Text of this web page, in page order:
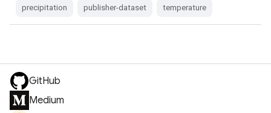
precipitation publisher-dataset temperature
GitHub
Medium